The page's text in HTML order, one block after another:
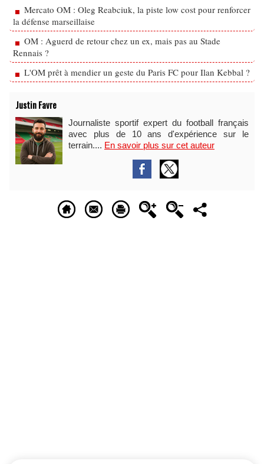
Mercato OM : Oleg Reabciuk, la piste low cost pour renforcer
la défense marseillaise
OM : Aguerd de retour chez un ex, mais pas au Stade
Rennais ?
L'OM prêt à mendier un geste du Paris FC pour Ilan Kebbal ?
Justin Favre
Journaliste sportif expert du football français
avec plus de 10 ans d'expérience sur le
terrain.... En savoir plus sur cet auteur